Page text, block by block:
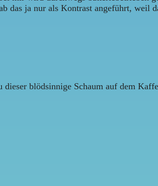
ja nur als Kontrast angeführt, weil
blödsinnige Schaum auf dem